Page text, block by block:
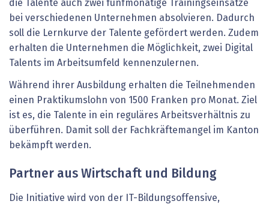
die Talente auch zwei fünfmonatige Trainingseinsätze
bei verschiedenen Unternehmen absolvieren. Dadurch
soll die Lernkurve der Talente gefördert werden. Zudem
erhalten die Unternehmen die Möglichkeit, zwei Digital
Talents im Arbeitsumfeld kennenzulernen.
Während ihrer Ausbildung erhalten die Teilnehmenden
einen Praktikumslohn von 1500 Franken pro Monat. Ziel
ist es, die Talente in ein reguläres Arbeitsverhältnis zu
überführen. Damit soll der Fachkräftemangel im Kanton
bekämpft werden.
Partner aus Wirtschaft und Bildung
Die Initiative wird von der IT-Bildungsoffensive,